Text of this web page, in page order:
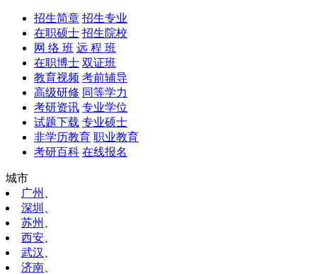
招生简章 招生专业
在职硕士 招生院校
网 络 班 远 程 班
在职博士 双证班
教育视频 考前辅导
高级研修 同等学力
考研资讯 专业学位
试题下载 专业硕士
非学历教育 职业教育
考研百科 在线报名
城市
广州
深圳
苏州
西安
武汉
济南